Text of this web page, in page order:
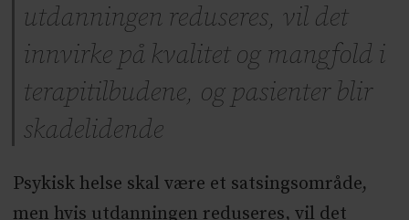
utdanningen reduseres, vil det
innvirke på kvalitet og mangfold i
terapitilbudene, og pasienter blir
skadelidende
Psykisk helse skal være et satsingsområde,
men hvis utdanningen reduseres, vil det